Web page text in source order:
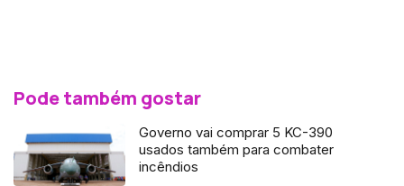
Pode também gostar
Governo vai comprar 5 KC-390
usados também para combater
incêndios